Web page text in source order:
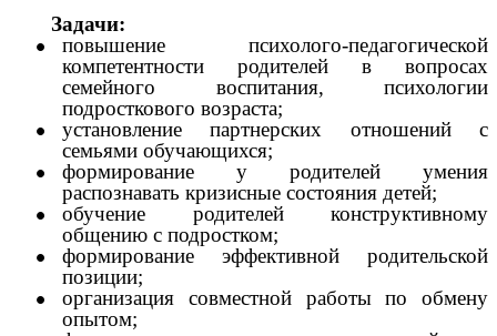
Задачи:
повышение психолого-педагогической
компетентности родителей в вопросах
семейного воспитания, психологии
подросткового возраста;
установление партнерских отношений с
семьями обучающихся;
формирование у родителей умения
распознавать кризисные состояния детей;
обучение родителей конструктивному
общению с подростком;
формирование эффективной родительской
позиции;
организация совместной работы по обмену
опытом;